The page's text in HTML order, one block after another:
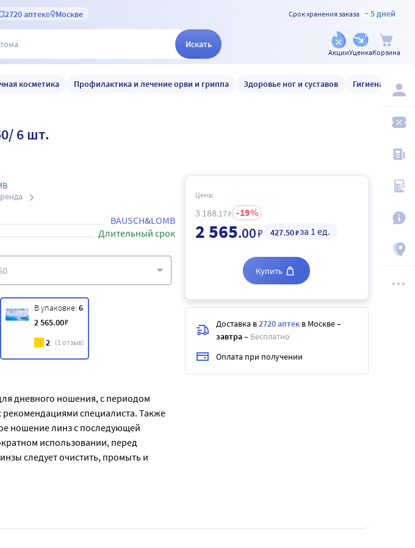
2720 аптекв Москве Срок хранения заказа ~ 5 дней
Искать
АкцииУценкаКорзина
косметика Профилактика и лечение орви и гриппа Здоровье ног и суставов Гигиена и уход
6 шт.
BAUSCH&LOMB
Длительный срок
В упаковке: 6
2 565.00₽
2 (1отзыв)
дневного ношения, с периодом
рекомендациями специалиста. Также
ношение линз с последующей
использовании, перед
следует очистить, промыть и
Цена:
3 188.17₽ 19
2 565.00₽ 427.50₽за 1 ед.
Купить
Доставка в2720 аптек в Москве–
завтра– Бесплатно
Оплата при получении